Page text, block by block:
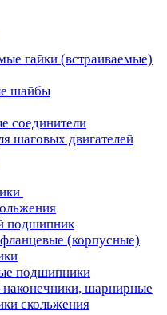
гайки (встраиваемые)
шайбы
соединители
шаговых двигателей
подшипник
(корпусные)
подшипники
шарнирные
скольжения